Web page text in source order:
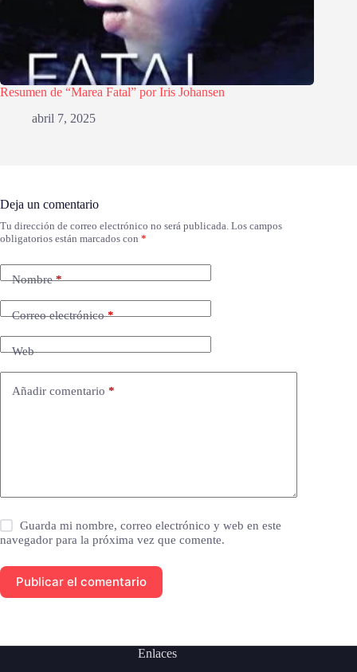
Resumen de “Marea Fatal” por Iris Johansen
abril 7, 2025
Deja un comentario
Tu dirección de correo electrónico no será publicada. Los campos
obligatorios están marcados con *
Nombre*
Correo electrónico*
Web
Añadir comentario *
Guarda mi nombre, correo electrónico y web en este
navegador para la próxima vez que comente.
Publicar el comentario
Enlaces